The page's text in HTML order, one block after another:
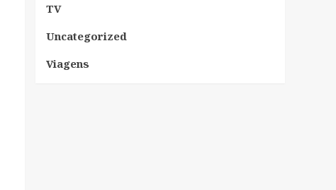
TV
Uncategorized
Viagens